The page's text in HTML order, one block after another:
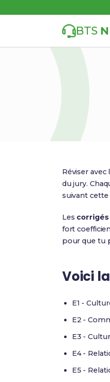
BTS
Réviser avec
du jury.
suivant
Les
fort
pour que tu
Voici
E1 -
E2 -
E3 -
E4 -
E5 -